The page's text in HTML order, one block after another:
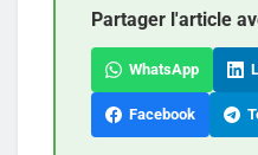
Partager l'article
WhatsApp
Facebook